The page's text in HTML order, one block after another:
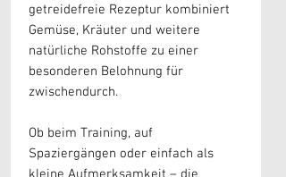
getreidefreie Rezeptur kombiniert
Gemüse, Kräuter und weitere
natürliche Rohstoffe zu einer
besonderen Belohnung für
zwischendurch.
Ob beim Training, auf
Spaziergängen oder einfach als